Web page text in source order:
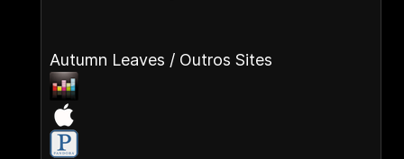
Autumn Leaves / Outros Sites